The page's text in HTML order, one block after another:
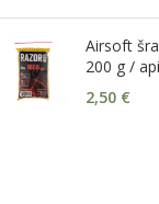
Airsoft
200 g /
2,50 €